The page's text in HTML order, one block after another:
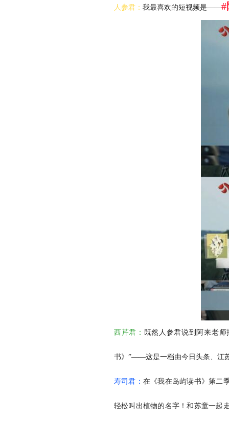
人参君： 我最喜欢的短视频是——#
西芹君： 既然人参君说到阿来老
书》”——这是一档由今日头条、江
寿司君： 在《我在岛屿读书》第二
轻松叫出植物的名字！和苏童一起